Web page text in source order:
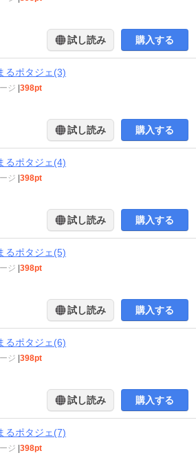
試し読み 購入する
るポタジェ(3)
ジ 398pt
試し読み 購入する
るポタジェ(4)
ジ 398pt
試し読み 購入する
るポタジェ(5)
ジ 398pt
試し読み 購入する
るポタジェ(6)
ジ 398pt
試し読み 購入する
るポタジェ(7)
ジ 398pt